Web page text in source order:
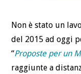
Non è stato un
del 2015 ad oggi
“Proposte per un
raggiunte a